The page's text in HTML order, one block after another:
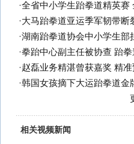
·全省中小学生跆拳道精英赛
·大马跆拳道亚运季军韧带断
·湖南跆拳道协会中小学生部
·拳跆中心副主任被协查 跆
·赵磊业务精湛曾获嘉奖 精
·韩国女孩摘下大运跆拳道金
相关视频新闻